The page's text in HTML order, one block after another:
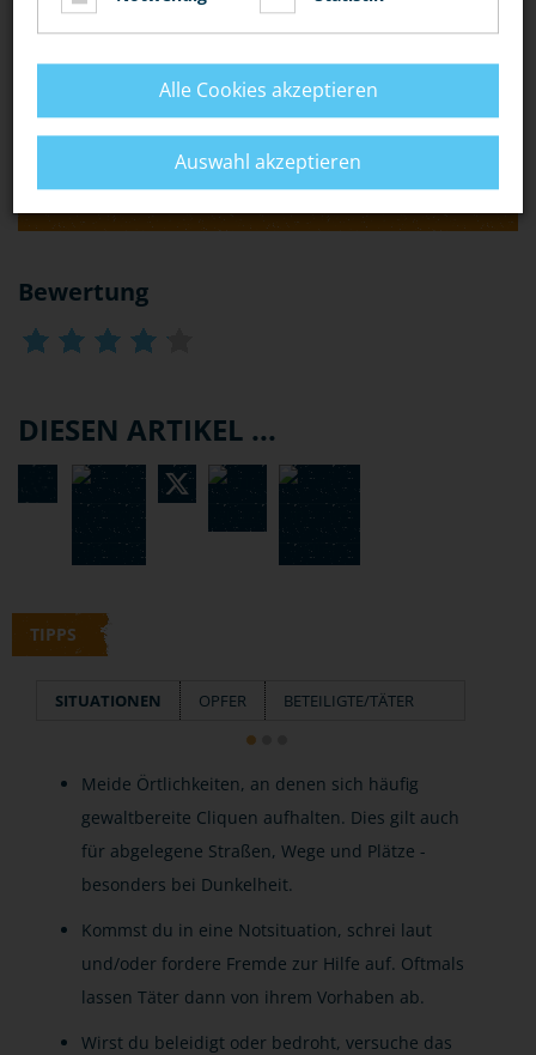
GEBEN?"
„IST ES NÖTIGUNG, WENN EIN LEHRER SEINE
SCHÜLER ZUR ERLEDIGUNG VON HAUSAUFGABEN
NACHDRÜCKLICH AUFFORDERT?“
Bewertung
DIESEN ARTIKEL ...
TIPPS
SITUATIONEN OPFER BETEILIGTE/TÄTER
Meide Örtlichkeiten, an denen sich häufig
gewaltbereite Cliquen aufhalten. Dies gilt auch
für abgelegene Straßen, Wege und Plätze -
besonders bei Dunkelheit.
Kommst du in eine Notsituation, schrei laut
und/oder fordere Fremde zur Hilfe auf. Oftmals
lassen Täter dann von ihrem Vorhaben ab.
Wirst du beleidigt oder bedroht, versuche das
Alle Cookies akzeptieren
Auswahl akzeptieren